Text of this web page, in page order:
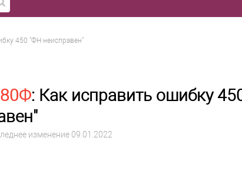
450 "ФН неисправен"
: Как исправить ошибку
изменение 09.01.2022